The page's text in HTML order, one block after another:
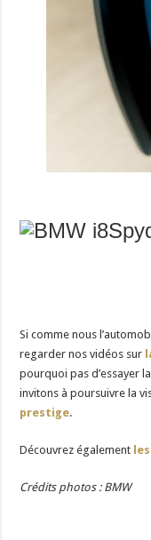
Si comme nous
regarder nos vidéos sur
pourquoi pas d’essayer
invitons à poursuivre la
prestige.
Découvrez également
Crédits photos : BMW